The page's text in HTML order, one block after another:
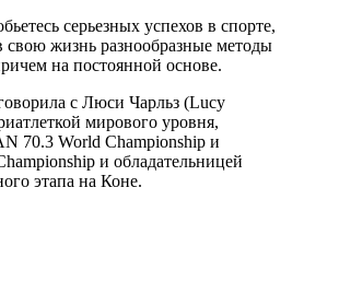
серьезных успехов в спорте,
свою жизнь разнообразные методы
на постоянной основе.
с Люси Чарльз (Lucy
мирового уровня,
70.3 World Championship и
и обладательницей
этапа на Коне.